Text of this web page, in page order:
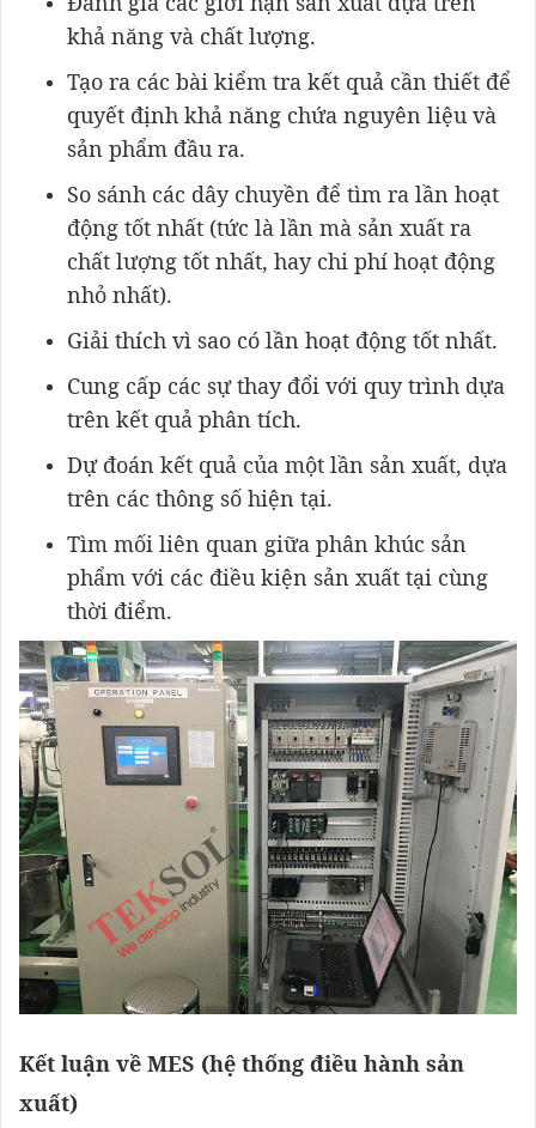
khả năng và chất lượng.
Tạo ra các bài kiểm tra kết quả cần thiết để
quyết định khả năng chứa nguyên liệu và
sản phẩm đầu ra.
So sánh các dây chuyền để tìm ra lần hoạt
động tốt nhất (tức là lần mà sản xuất ra
chất lượng tốt nhất, hay chi phí hoạt động
nhỏ nhất).
Giải thích vì sao có lần hoạt động tốt nhất.
Cung cấp các sự thay đổi với quy trình dựa
trên kết quả phân tích.
Dự đoán kết quả của một lần sản xuất, dựa
trên các thông số hiện tại.
Tìm mối liên quan giữa phân khúc sản
phẩm với các điều kiện sản xuất tại cùng
thời điểm.
Kết luận về MES (hệ thống điều hành sản
xuất)